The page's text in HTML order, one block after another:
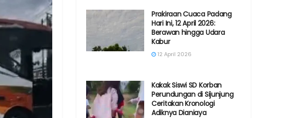
Prakiraan Cuaca Padang
Hari Ini, 12 April 2026:
Berawan hingga Udara
Kabur
12 April 2026
Kakak Siswi SD Korban
Perundungan di Sijunjung
Ceritakan Kronologi
Adiknya Dianiaya